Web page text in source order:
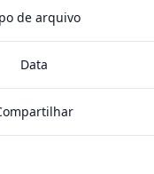
de arquivo
Data